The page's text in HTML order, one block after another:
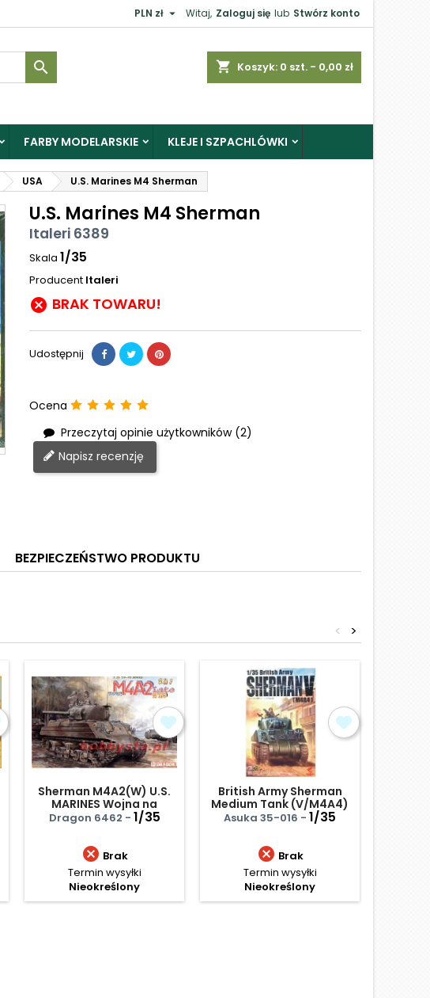
Witaj, Zaloguj się lub Stwórz konto
PLN zł 
shopping_cart Koszyk: 0 szt. - 0,00 zł

FARBY MODELARSKIE KLEJE I SZPACHLÓWKI
USA U.S. Marines M4 Sherman
U.S. Marines M4 Sherman
Italeri 6389
Skala 1/35
Producent Italeri
 BRAK TOWARU!
Udostępnij
Ocena
Przeczytaj opinie użytkowników (2)
Napisz recenzję
BEZPIECZEŃSTWO PRODUKTU
>
<
Sherman M4A2(W) U.S.
MARINES Wojna na
Pacyfiku
Dragon 6462 - 1/35
 Brak
Termin wysyłki
Nieokreślony
British Army Sherman
Medium Tank (V/M4A4)
- polskie oznaczenia
Asuka 35-016 - 1/35
 Brak
Termin wysyłki
Nieokreślony